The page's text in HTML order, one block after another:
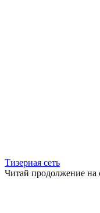
Тизерная сеть
Читай продолжение на